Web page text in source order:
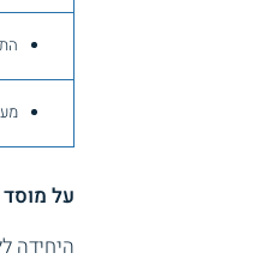
על מוסד
היחידה